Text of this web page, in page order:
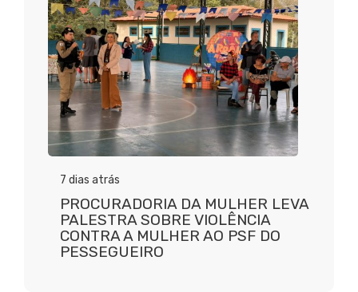
7 dias atrás
PROCURADORIA DA MULHER LEVA
PALESTRA SOBRE VIOLÊNCIA
CONTRA A MULHER AO PSF DO
PESSEGUEIRO